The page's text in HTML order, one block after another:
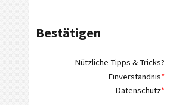
Bestätigen
Nützliche Tipps & Tricks?
Einverständnis*
Datenschutz*